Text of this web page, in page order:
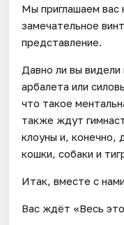
Мы приглашаем вас
замечательное
представление.
Давно ли вы
арбалета или
что такое
также ждут
клоуны и, конечно,
кошки, собаки и
Итак, вместе с
Вас ждёт «Весь